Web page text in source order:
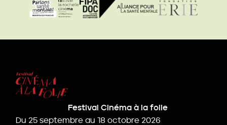
Festival Cinéma à la folie
Du 25 septembre au 18 octobre 2026